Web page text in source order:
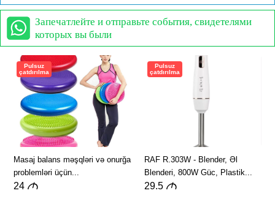
Запечатлейте и отправьте события, свидетелями
которых вы были